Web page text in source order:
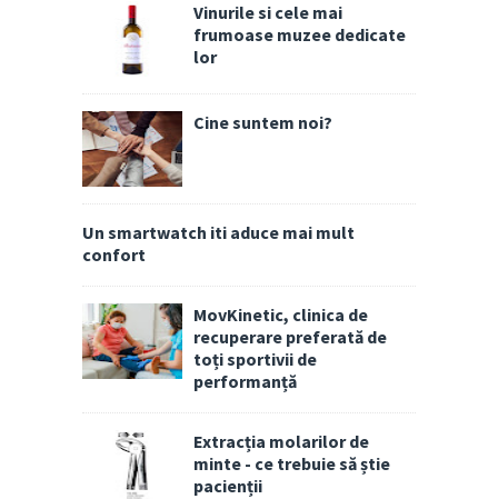
Vinurile si cele mai
frumoase muzee dedicate
lor
Cine suntem noi?
Un smartwatch iti aduce mai mult
confort
MovKinetic, clinica de
recuperare preferată de
toți sportivii de
performanță
Extracția molarilor de
minte - ce trebuie să știe
pacienții